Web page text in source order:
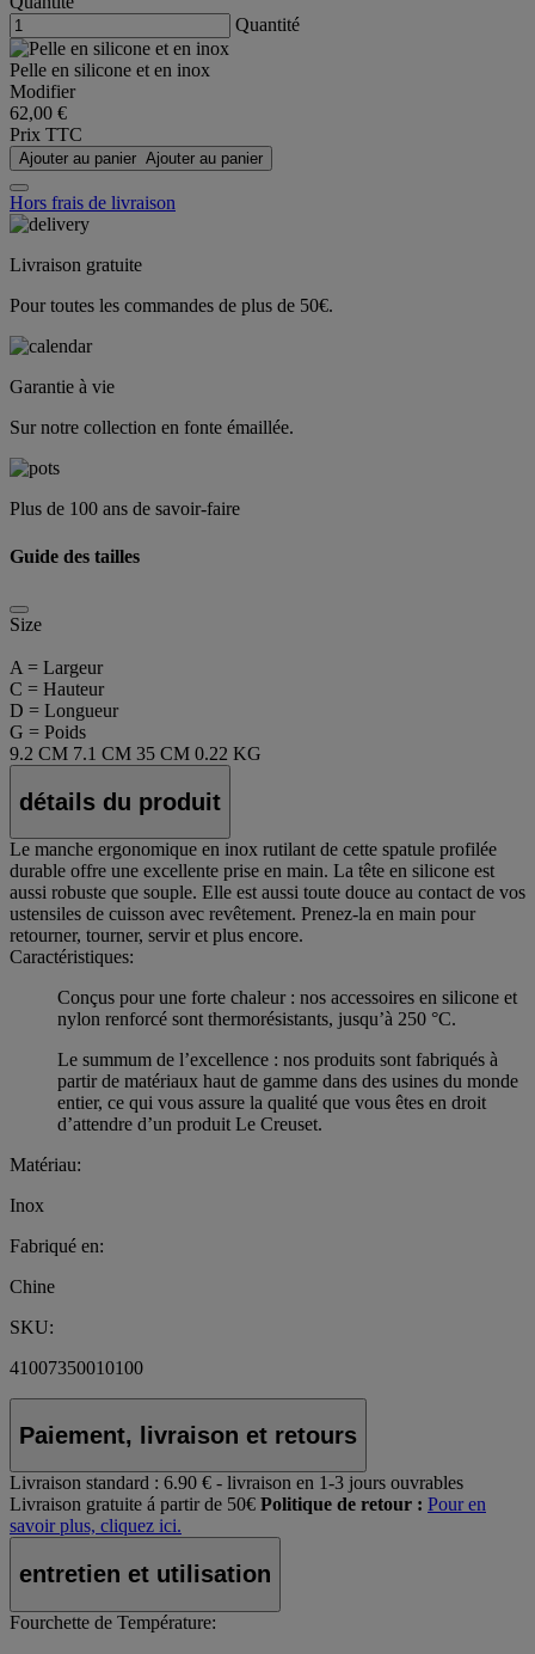
Quantité
Pelle en silicone et en inox
Modifier
62,00 €
Prix TTC
Ajouter au panier Ajouter au panier
Hors frais de livraison
Livraison gratuite
Pour toutes les commandes de plus de 50€.
Garantie à vie
Sur notre collection en fonte émaillée.
Plus de 100 ans de savoir-faire
Guide des tailles
Size
A = Largeur
C = Hauteur
D = Longueur
G = Poids
9.2 CM 7.1 CM 35 CM 0.22 KG
détails du produit
Le manche ergonomique en inox rutilant de cette spatule profilée
durable offre une excellente prise en main. La tête en silicone est
aussi robuste que souple. Elle est aussi toute douce au contact de vos
ustensiles de cuisson avec revêtement. Prenez-la en main pour
retourner, tourner, servir et plus encore.
Caractéristiques:
Conçus pour une forte chaleur : nos accessoires en silicone et
nylon renforcé sont thermorésistants, jusqu’à 250 °C.
Le summum de l’excellence : nos produits sont fabriqués à
partir de matériaux haut de gamme dans des usines du monde
entier, ce qui vous assure la qualité que vous êtes en droit
d’attendre d’un produit Le Creuset.
Matériau:
Inox
Fabriqué en:
Chine
SKU:
41007350010100
Paiement, livraison et retours
Livraison standard : 6.90 € - livraison en 1-3 jours ouvrables
Livraison gratuite á partir de 50€ Politique de retour : Pour en
savoir plus, cliquez ici.
entretien et utilisation
Fourchette de Température: